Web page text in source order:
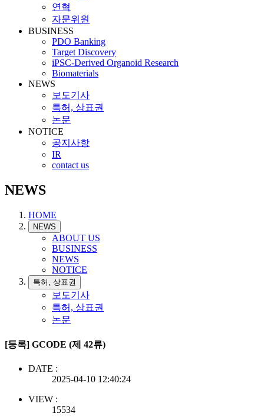
연혁
자문위원
BUSINESS
PDO Banking
Target Discovery
iPSC-Derived Organoid Research
Biomaterials
NEWS
보도기사
특허, 상표권
논문
NOTICE
공지사항
IR
contact us
NEWS
HOME
NEWS
ABOUT US
BUSINESS
NEWS
NOTICE
특허, 상표권
보도기사
특허, 상표권
논문
[등록] GCODE (제 42류)
DATE :
2025-04-10 12:40:24
VIEW :
15534